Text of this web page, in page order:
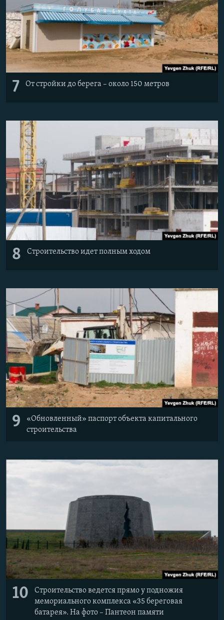
7 От стройки до берега – около 150 метров
8 Строительство идет полным ходом
9
«Обновленный» паспорт объекта капитального
строительства
10
Строительство ведется прямо у подножия
мемориального комплекса «35 береговая
батарея». На фото – Пантеон памяти